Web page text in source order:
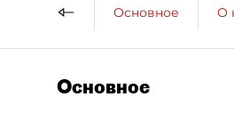
Основное О
Основное